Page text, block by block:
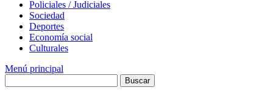
Policiales / Judiciales
Sociedad
Deportes
Economía social
Culturales
Menú principal